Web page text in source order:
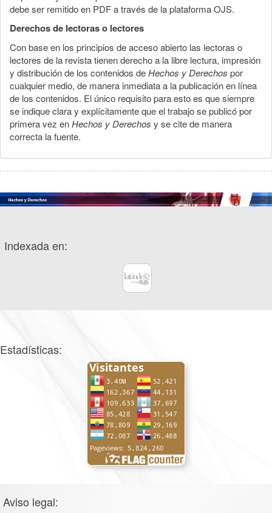
debe ser remitido en PDF a través de la plataforma OJS.
Derechos de lectoras o lectores
Con base en los principios de acceso abierto las lectoras o
lectores de la revista tienen derecho a la libre lectura, impresión
y distribución de los contenidos deHechos y Derechos por
cualquier medio, de manera inmediata a la publicación en línea
de los contenidos. El único requisito para esto es que siempre
se indique clara y explícitamente que el trabajo se publicó por
primera vez enHechos y Derechos y se cite de manera
correcta la fuente.
Indexada en:
Estadísticas:
Aviso legal: